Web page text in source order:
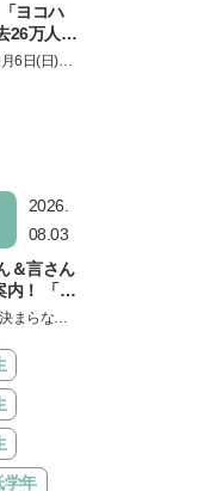
ヨコハ
26万人を
ぶりに
イド
6日(日)、
恐竜の食
2026.
08.03
＆言さん
内！ 「よ
ながら
まらな
、よみう
学年